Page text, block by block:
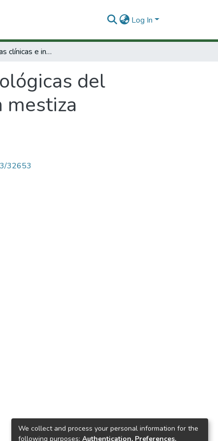
Log In
Características clínicas e inmunológicas del síndrome de Sjorgren primario en población mestiza colombiana
del
mestiza
32653
We collect and process your personal information for the
following purposes: Authentication, Preferences,